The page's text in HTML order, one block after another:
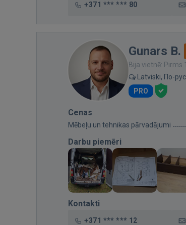
+371 *** *** 80
Gunars B.
Bija vietnē: Pirms
Latviski, По-
PRO
Cenas
Mēbeļu un tehnikas pārvadājumi
Darbu piemēri
Kontakti
+371 *** *** 12